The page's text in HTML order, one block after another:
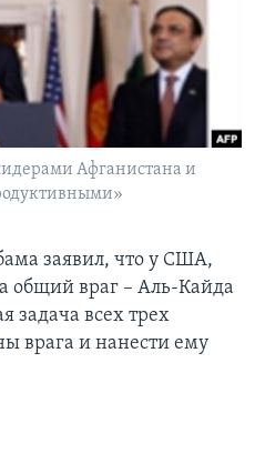
Афганистана и
заявил, что у США,
общий враг – Аль-Кайда
задача всех трех
врага и нанести ему